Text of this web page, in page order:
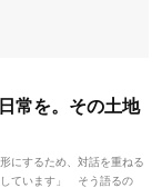
常を。その土地
にするため、対話を重ねる
しています」 そう語るの